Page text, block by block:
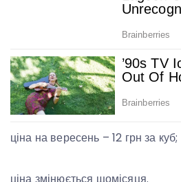
ціна на вересень – 12 грн за куб;